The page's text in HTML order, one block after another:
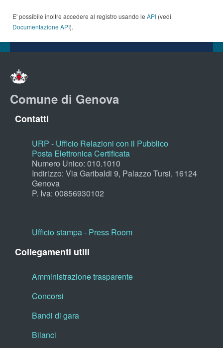
E' possibile inoltre accedere al registro usando le API (vedi
Documentazione API).
Comune di Genova
Contatti
URP - Ufficio Relazioni con il Pubblico
Posta Elettronica Certificata
Numero Unico: 010.1010
Indirizzo: Via Garibaldi 9, Palazzo Tursi, 16124
Genova
P. Iva: 00856930102
Ufficio stampa - Press Room
Collegamenti utili
Amministrazione trasparente
Concorsi
Bandi di gara
Bilanci